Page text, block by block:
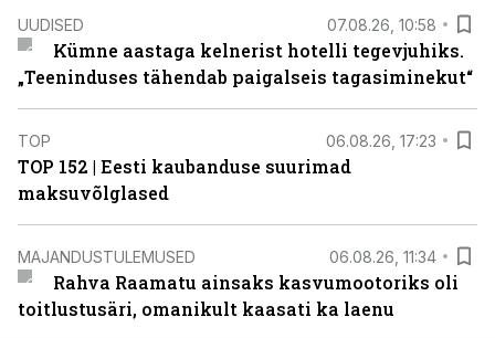
UUDISED 07.08.26, 10:58
Kümne aastaga kelnerist hotelli tegevjuhiks.
„Teeninduses tähendab paigalseis tagasiminekut“
TOP 06.08.26, 17:23
TOP 152 | Eesti kaubanduse suurimad
maksuvõlglased
MAJANDUSTULEMUSED 06.08.26, 11:34
Rahva Raamatu ainsaks kasvumootoriks oli
toitlustusäri, omanikult kaasati ka laenu